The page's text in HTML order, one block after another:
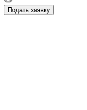
Подать заявку